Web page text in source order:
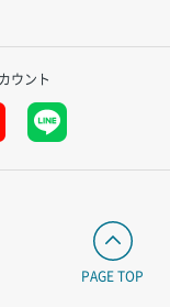
ウント
PAGE TOP